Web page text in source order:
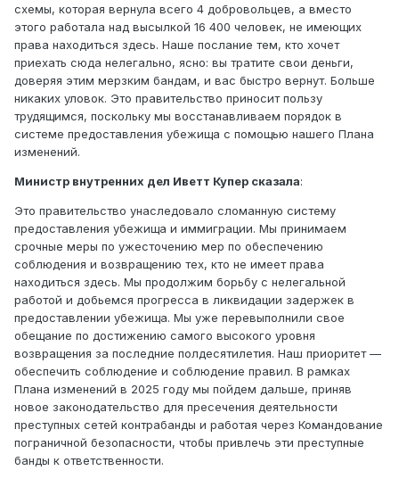
схемы, которая вернула всего 4 добровольцев, а вместо
этого работала над высылкой 16 400 человек, не имеющих
права находиться здесь. Наше послание тем, кто хочет
приехать сюда нелегально, ясно: вы тратите свои деньги,
доверяя этим мерзким бандам, и вас быстро вернут. Больше
никаких уловок. Это правительство приносит пользу
трудящимся, поскольку мы восстанавливаем порядок в
системе предоставления убежища с помощью нашего Плана
изменений.
Министр внутренних дел Иветт Купер сказала:
Это правительство унаследовало сломанную систему
предоставления убежища и иммиграции. Мы принимаем
срочные меры по ужесточению мер по обеспечению
соблюдения и возвращению тех, кто не имеет права
находиться здесь. Мы продолжим борьбу с нелегальной
работой и добьемся прогресса в ликвидации задержек в
предоставлении убежища. Мы уже перевыполнили свое
обещание по достижению самого высокого уровня
возвращения за последние полдесятилетия. Наш приоритет —
обеспечить соблюдение и соблюдение правил. В рамках
Плана изменений в 2025 году мы пойдем дальше, приняв
новое законодательство для пресечения деятельности
преступных сетей контрабанды и работая через Командование
пограничной безопасности, чтобы привлечь эти преступные
банды к ответственности.